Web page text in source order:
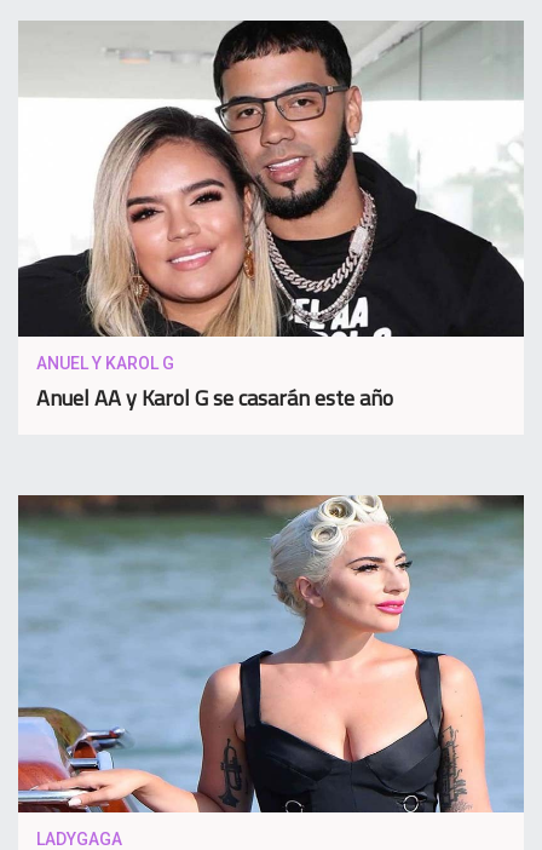
ANUEL Y KAROL G
Anuel AA y Karol G se casarán este año
LADYGAGA